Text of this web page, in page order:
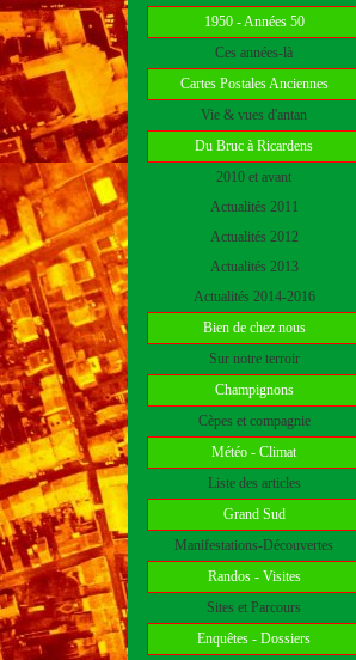
1950 - Années 50
Ces années-là
Cartes Postales Anciennes
Vie & vues d'antan
Du Bruc à Ricardens
2010 et avant
Actualités 2011
Actualités 2012
Actualités 2013
Actualités 2014-2016
Bien de chez nous
Sur notre terroir
Champignons
Cèpes et compagnie
Météo - Climat
Liste des articles
Grand Sud
Manifestations-Découvertes
Randos - Visites
Sites et Parcours
Enquêtes - Dossiers